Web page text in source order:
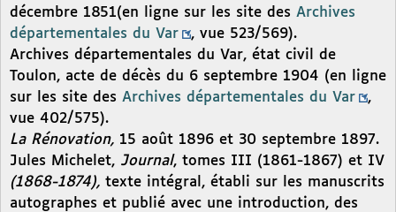
décembre 1851(en ligne sur les site des Archives
départementales du Var
, vue 523/569).
Archives départementales du Var, état civil de
Toulon, acte de décès du 6 septembre 1904 (en ligne
sur les site des Archives départementales du Var
,
vue 402/575).
La Rénovation, 15 août 1896 et 30 septembre 1897.
Jules Michelet, Journal, tomes III (1861-1867) et IV
(1868-1874), texte intégral, établi sur les manuscrits
autographes et publié avec une introduction, des